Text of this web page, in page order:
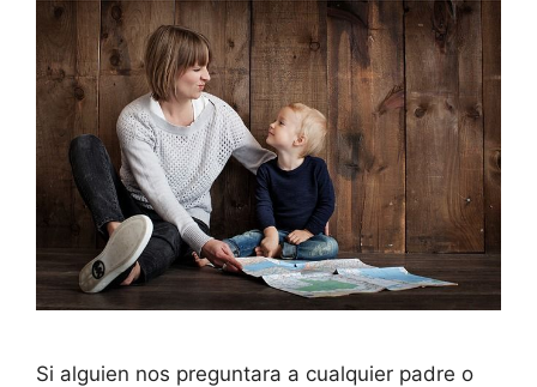
Si alguien nos preguntara a cualquier padre o